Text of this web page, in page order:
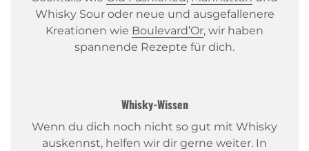
Whisky Sour oder neue und ausgefallenere
Kreationen wie Boulevard’Or, wir haben
spannende Rezepte für dich.
Whisky-Wissen
Wenn du dich noch nicht so gut mit Whisky
auskennst, helfen wir dir gerne weiter. In